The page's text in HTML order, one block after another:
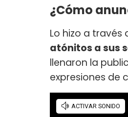
¿Cómo
Lo hizo a
atónitos a sus
llenaron la
expresiones de